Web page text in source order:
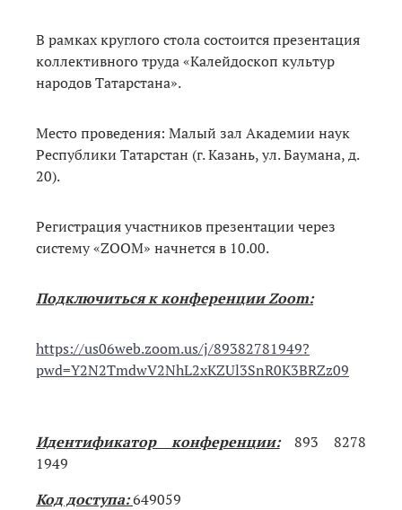
В рамках круглого стола состоится презентация
коллективного труда «Калейдоскоп культур
народов Татарстана».
Место проведения: Малый зал Академии наук
Республики Татарстан (г. Казань, ул. Баумана, д.
20).
Регистрация участников презентации через
систему «ZOOM» начнется в 10.00.
Подключиться к конференции Zoom:
https://us06web.zoom.us/j/89382781949?
pwd=Y2N2TmdwV2NhL2xKZUl3SnR0K3BRZz09
Идентификатор конференции:893 8278
1949
Код доступа:649059